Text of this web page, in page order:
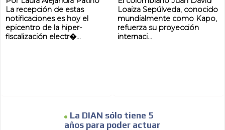
La recepción de estas
notificaciones es hoy el
epicentro de la hiper-
fiscalización electr�...
Loaiza Sepúlveda, conocido
mundialmente como Kapo,
refuerza su proyección
internaci...
La DIAN sólo tiene 5
años para poder actuar